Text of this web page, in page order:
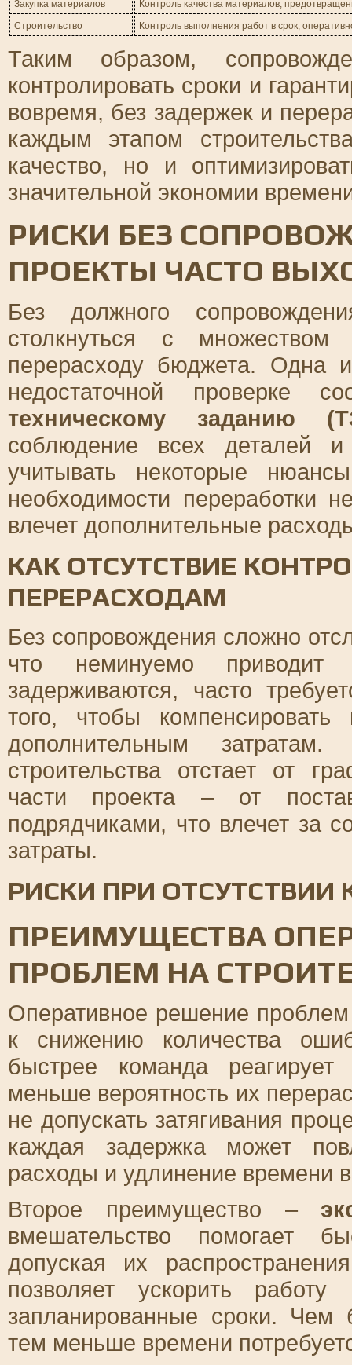
Закупка материалов
Контроль качества материалов,
Строительство
Контроль выполнения работ в срок,
Таким образом,
контролировать сроки и
вовремя, без задержек и
каждым этапом
качество, но и
значительной экономии
РИСКИ БЕЗ
ПРОЕКТЫ ЧАСТО
Без должного
столкнуться с
перерасходу бюджета. Одна
недостаточной проверке
техническому заданию
соблюдение всех деталей
учитывать некоторые
необходимости переработки
влечет дополнительные
КАК ОТСУТСТВИЕ
ПЕРЕРАСХОДАМ
Без сопровождения сложно
что неминуемо
задерживаются, часто
того, чтобы
дополнительным
строительства отстает от
части проекта – от
подрядчиками, что влечет за
затраты.
РИСКИ ПРИ
ПРЕИМУЩЕСТВА
ПРОБЛЕМ НА
Оперативное решение
к снижению количества
быстрее команда
меньше вероятность их
не допускать затягивания
каждая задержка может
расходы и удлинение времени
Второе преимущество –
вмешательство помогает
допуская их
позволяет ускорить
запланированные сроки. Чем
тем меньше времени